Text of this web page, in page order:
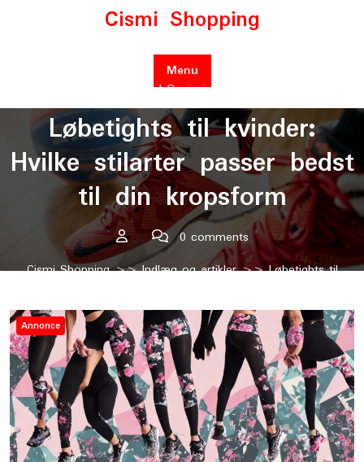
Cismi Shopping
Menu
Posted On juni 12, 2023
Løbetights til kvinder:
Hvilke stilarter passer bedst
til din kropsform
0 comments
Cismi Shopping>>Indlæg og artikler>> Løbetights til
Annonce